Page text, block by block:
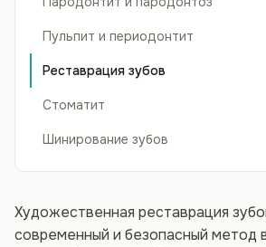
Пульпит и периодонтит
Реставрация зубов
Стоматит
Шинирование зубов
Художественная реставрация
современный и безопасный метод